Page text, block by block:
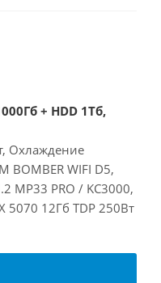
+ HDD 1Тб,
Охлаждение
BOMBER WIFI D5,
MP33 PRO / KC3000,
5070 12Гб TDP 250Вт